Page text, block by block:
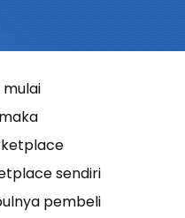
sendiri
pembeli